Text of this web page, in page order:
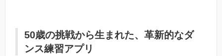
50歳の挑戦から生まれた、革新的なダ
ンス練習アプリ